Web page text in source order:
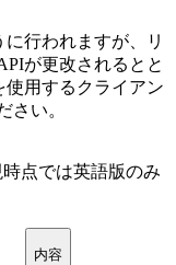
行われますが、リ
が更改されるとと
使用するクライアン
さい。
点では英語版のみ
内容